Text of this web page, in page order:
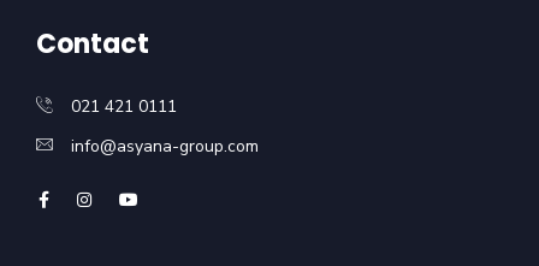
Contact
021 421 0111
info@asyana-group.com